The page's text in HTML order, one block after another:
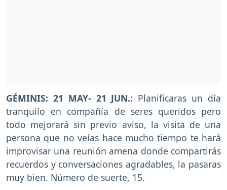
GÉMINIS: 21 MAY- 21 JUN.: Planificaras un día
tranquilo en compañía de seres queridos pero
todo mejorará sin previo aviso, la visita de una
persona que no veías hace mucho tiempo te hará
improvisar una reunión amena donde compartirás
recuerdos y conversaciones agradables, la pasaras
muy bien. Número de suerte, 15.